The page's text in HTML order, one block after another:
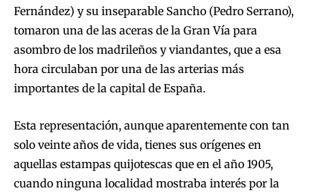
Fernández) y su inseparable Sancho (Pedro Serrano),
tomaron una de las aceras de la Gran Vía para
asombro de los madrileños y viandantes, que a esa
hora circulaban por una de las arterias más
importantes de la capital de España.
Esta representación, aunque aparentemente con tan
solo veinte años de vida, tienes sus orígenes en
aquellas estampas quijotescas que en el año 1905,
cuando ninguna localidad mostraba interés por la